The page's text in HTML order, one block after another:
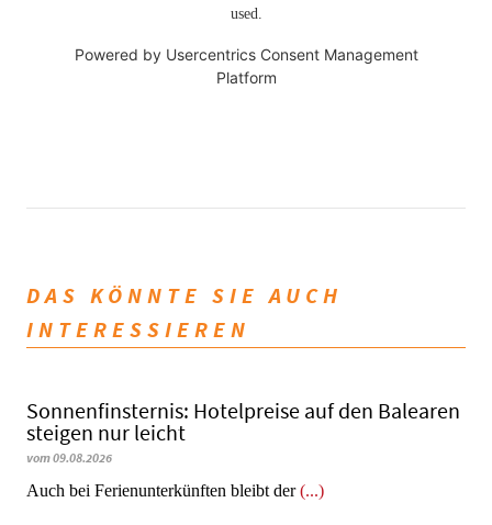
used.
Powered by Usercentrics Consent Management
Platform
DAS KÖNNTE SIE AUCH
INTERESSIEREN
Sonnenfinsternis: Hotelpreise auf den Balearen
steigen nur leicht
vom 09.08.2026
Auch bei Ferienunterkünften bleibt der(...)